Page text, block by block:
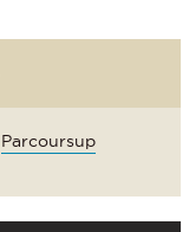
Parcoursup